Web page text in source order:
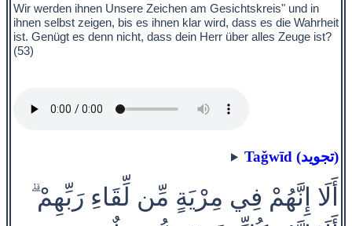
Wir werden ihnen Unsere Zeichen am Gesichtskreis" und in
ihnen selbst zeigen, bis es ihnen klar wird, dass es die Wahrheit
ist. Genügt es denn nicht, dass dein Herr über alles Zeuge ist?
(53)
Taǧwīd (تجويد)
أَلَا إِنَّهُمْ فِي مِرْيَةٍ مِّن لِّقَاءِ رَبِّهِمْ ۗ